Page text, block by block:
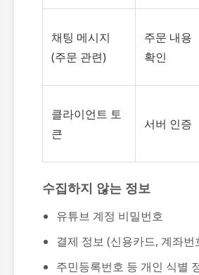
채팅 메시지
(주문 관련)
주문 내용
확인
클라이언트 토
큰
서버 인증
수집하지 않는 정보
유튜브 계정 비밀번호
결제 정보 (신용카드, 계좌번
주민등록번호 등 개인 식별